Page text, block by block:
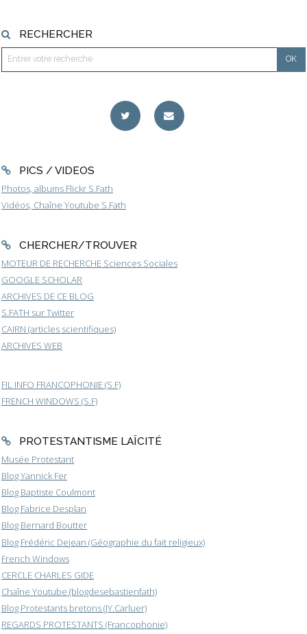
RECHERCHER
PICS / VIDEOS
Photos, albums Flickr S.Fath
Vidéos, Chaîne Youtube S.Fath
CHERCHER/TROUVER
MOTEUR DE RECHERCHE Sciences Sociales
GOOGLE SCHOLAR
ARCHIVES DE CE BLOG
S.FATH sur Twitter
CAIRN (articles scientifiques)
ARCHIVES WEB
FIL INFO FRANCOPHONIE (S.F)
FRENCH WINDOWS (S.F)
PROTESTANTISME LAÏCITÉ
Musée Protestant
Blog Yannick Fer
Blog Baptiste Coulmont
Blog Fabrice Desplan
Blog Bernard Boutter
Blog Frédéric Dejean (Géographie du fait religieux)
French Windows
CERCLE CHARLES GIDE
Chaîne Youtube (blogdesebastienfath)
Blog Protestants bretons (JY.Carluer)
REGARDS PROTESTANTS (Francophonie)